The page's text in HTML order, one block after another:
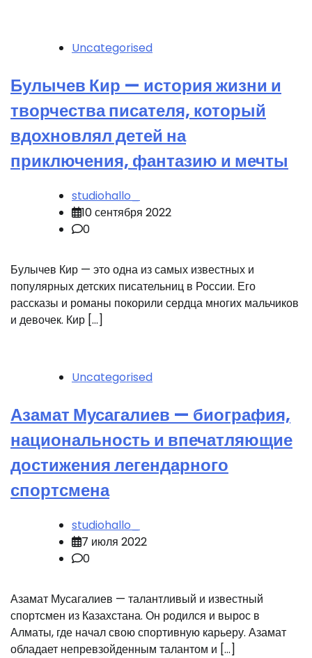
Uncategorised
Булычев Кир — история жизни и
творчества писателя, который
вдохновлял детей на
приключения, фантазию и мечты
studiohallo_
10 сентября 2022
0
Булычев Кир — это одна из самых известных и
популярных детских писательниц в России. Его
рассказы и романы покорили сердца многих мальчиков
и девочек. Кир […]
Uncategorised
Азамат Мусагалиев — биография,
национальность и впечатляющие
достижения легендарного
спортсмена
studiohallo_
7 июля 2022
0
Азамат Мусагалиев — талантливый и известный
спортсмен из Казахстана. Он родился и вырос в
Алматы, где начал свою спортивную карьеру. Азамат
обладает непревзойденным талантом и […]